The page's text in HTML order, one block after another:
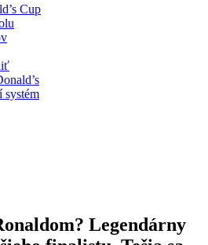
Cup
systém
Legendárny